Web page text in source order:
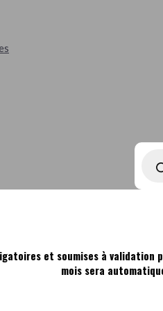
et soumises à validation
mois sera